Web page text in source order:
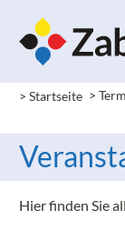
> Startseite >
Hier finden Sie